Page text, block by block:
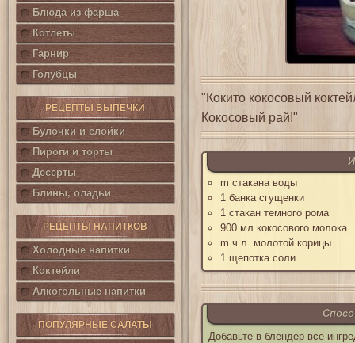
Блюда из фарша
Котлеты
Гарнир
Голубцы
РЕЦЕПТЫ ВЫПЕЧКИ
Булочки и слойки
Пироги и торты
Десерты
Блины, оладьи
РЕЦЕПТЫ НАПИТКОВ
Холодные напитки
Коктейли
Алкогольные напитки
ПОПУЛЯРНЫЕ САЛАТЫ
"Кокито кокосовый
Кокосовый рай!"
m стакана воды
1 банка сгущенки
1 стакан темного рома
900 мл кокосового молока
m ч.л. молотой корицы
1 щепотка соли
Добавьте в блендер все